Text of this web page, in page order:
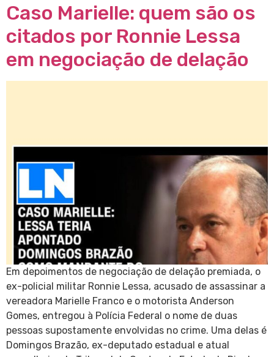
Caso Marielle: quem são os
citados por Ronnie Lessa
em negociação de delação
Em depoimentos de negociação de delação premiada, o
ex-policial militar Ronnie Lessa, acusado de assassinar a
vereadora Marielle Franco e o motorista Anderson
Gomes, entregou à Polícia Federal o nome de duas
pessoas supostamente envolvidas no crime. Uma delas é
Domingos Brazão, ex-deputado estadual e atual